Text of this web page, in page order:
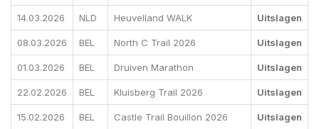
14.03.2026 NLD Heuvelland WALK Uitslagen
08.03.2026 BEL North C Trail 2026 Uitslagen
01.03.2026 BEL Druiven Marathon Uitslagen
22.02.2026 BEL Kluisberg Trail 2026 Uitslagen
15.02.2026 BEL Castle Trail Bouillon 2026 Uitslagen